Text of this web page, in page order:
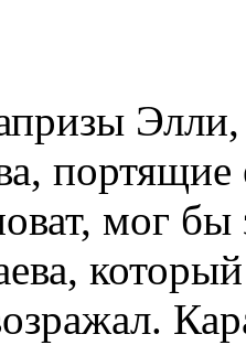
Элли,
мог бы